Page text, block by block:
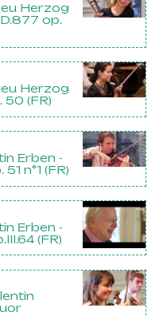
Herzog
op.
Herzog
50 (FR)
Erben -
n°1 (FR)
Erben -
(FR)